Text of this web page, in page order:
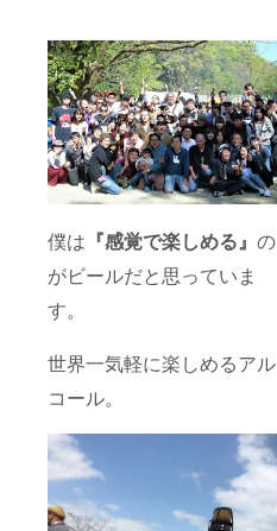
僕は 『感覚で楽しめる』 の
がビールだと思っていま
す。
世界一気軽に楽しめるアル
コール。